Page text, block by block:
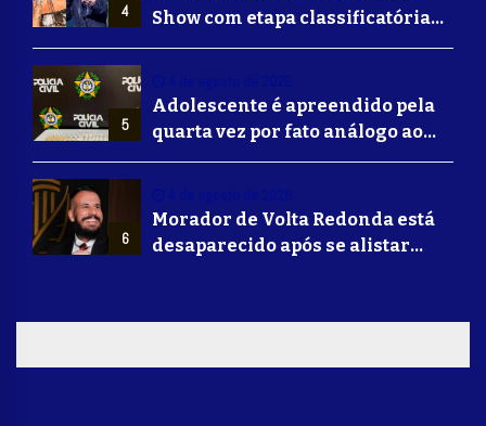
4
Show com etapa classificatória
para Barretos e grandes nomes
5
Adolescente é apreendido pela
quarta vez por fato análogo ao
tráfico de drogas durante
Barra Mansa
6
Morador de Volta Redonda está
desaparecido após se alistar